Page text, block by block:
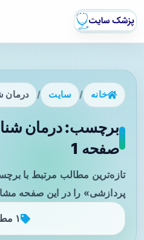
خانه / سایت / درمان
برچسب: درمان
صفحه 1
تازه‌ترین مطالب مرتبط با
پردازشی» را در این صفحه
۱ مطلب